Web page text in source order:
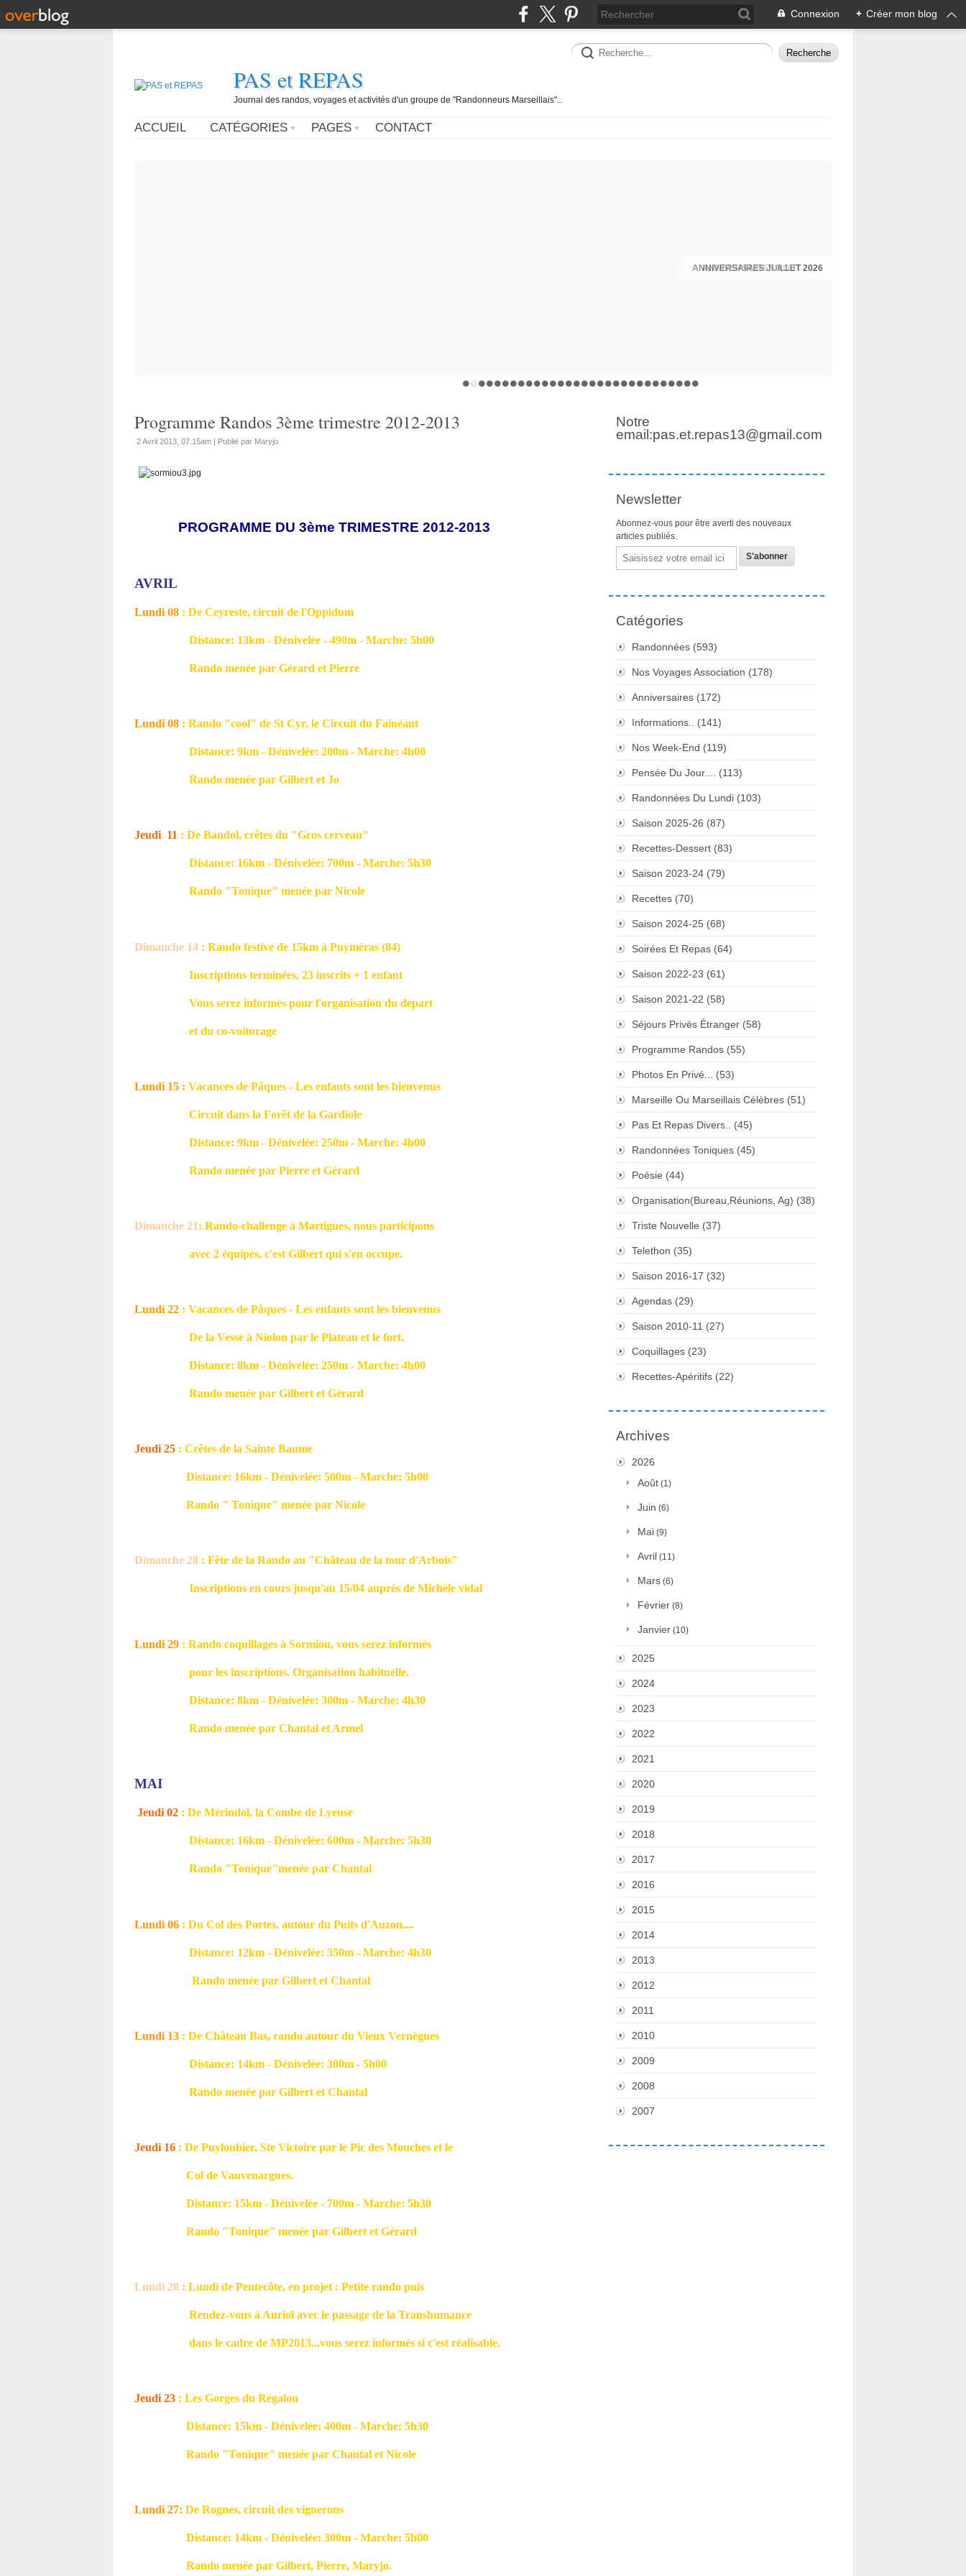
Connexion + Créer mon blog
PAS et REPAS
Journal des randos, voyages et activités d'un groupe de "Randonneurs Marseillais"..
ACCUEIL CATÉGORIES PAGES CONTACT
ANNIVERSAIRES JUILLET 2026
Programme Randos 3ème trimestre 2012-2013
2 Avril 2013, 07:15am | Publié par Maryjo
PROGRAMME DU 3ème TRIMESTRE 2012-2013
AVRIL
Lundi 08 : De Ceyreste, circuit de l'Oppidum
Distance: 13km - Dénivelée - 490m - Marche: 5h00
Rando menée par Gérard et Pierre
Lundi 08 : Rando "cool" de St Cyr, le Circuit du Fainéant
Distance: 9km - Dénivelée: 200m - Marche: 4h00
Rando menée par Gilbert et Jo
Jeudi 11 : De Bandol, crêtes du "Gros cerveau"
Distance: 16km - Dénivelée: 700m - Marche: 5h30
Rando "Tonique" menée par Nicole
Dimanche 14 : Rando festive de 15km à Puyméras (84)
Inscriptions terminées, 23 inscrits + 1 enfant
Vous serez informés pour l'organisation du départ
et du co-voiturage
Lundi 15 : Vacances de Pâques - Les enfants sont les bienvenus
Circuit dans la Forêt de la Gardiole
Distance: 9km - Dénivelée: 250m - Marche: 4h00
Rando menée par Pierre et Gérard
Dimanche 21: Rando-challenge à Martigues, nous participons
avec 2 équipes, c'est Gilbert qui s'en occupe.
Lundi 22 : Vacances de Pâques - Les enfants sont les bienvenus
De la Vesse à Niolon par le Plateau et le fort.
Distance: 8km - Dénivelée: 250m - Marche: 4h00
Rando menée par Gilbert et Gérard
Jeudi 25 : Crêtes de la Sainte Baume
Distance: 16km - Dénivelée: 500m - Marche: 5h00
Rando " Tonique" menée par Nicole
Dimanche 28 : Fête de la Rando au "Château de la tour d'Arbois"
Inscriptions en cours jusqu'au 15/04 auprès de Michèle vidal
Lundi 29 : Rando coquillages à Sormiou, vous serez informés
pour les inscriptions. Organisation habituelle.
Distance: 8km - Dénivelée: 300m - Marche: 4h30
Rando menée par Chantal et Armel
MAI
Jeudi 02 : De Mérindol, la Combe de Lyeuse
Distance: 16km - Dénivelée: 600m - Marche: 5h30
Rando "Tonique"menée par Chantal
Lundi 06 : Du Col des Portes, autour du Puits d'Auzon....
Distance: 12km - Dénivelée: 350m - Marche: 4h30
Rando menée par Gilbert et Chantal
Lundi 13 : De Château Bas, rando autour du Vieux Vernègues
Distance: 14km - Dénivelée: 300m - 5h00
Rando menée par Gilbert et Chantal
Jeudi 16 : De Puyloubier, Ste Victoire par le Pic des Mouches et le
Col de Vauvenargues.
Distance: 15km - Dénivelée - 700m - Marche: 5h30
Rando "Tonique" menée par Gilbert et Gérard
Lundi 20 : Lundi de Pentecôte, en projet : Petite rando puis
Rendez-vous à Auriol avec le passage de la Transhumance
dans le cadre de MP2013...vous serez informés si c'est réalisable.
Jeudi 23 : Les Gorges du Régalon
Distance: 15km - Dénivelée: 400m - Marche: 5h30
Rando "Tonique" menée par Chantal et Nicole
Lundi 27: De Rognes, circuit des vignerons
Distance: 14km - Dénivelée: 300m - Marche: 5h00
Rando menée par Gilbert, Pierre, Maryjo.
Notre
email:pas.et.repas13@gmail.com
Newsletter
Abonnez-vous pour être averti des nouveaux
articles publiés.
Email
Catégories
Randonnées (593)
Nos Voyages Association (178)
Anniversaires (172)
Informations.. (141)
Nos Week-End (119)
Pensée Du Jour.... (113)
Randonnées Du Lundi (103)
Saison 2025-26 (87)
Recettes-Dessert (83)
Saison 2023-24 (79)
Recettes (70)
Saison 2024-25 (68)
Soirées Et Repas (64)
Saison 2022-23 (61)
Saison 2021-22 (58)
Séjours Privés Étranger (58)
Programme Randos (55)
Photos En Privé... (53)
Marseille Ou Marseillais Célèbres (51)
Pas Et Repas Divers.. (45)
Randonnées Toniques (45)
Poésie (44)
Organisation(Bureau,Réunions, Ag) (38)
Triste Nouvelle (37)
Telethon (35)
Saison 2016-17 (32)
Agendas (29)
Saison 2010-11 (27)
Coquillages (23)
Recettes-Apéritifs (22)
Archives
2026
Août (1)
Juin (6)
Mai (9)
Avril (11)
Mars (6)
Février (8)
Janvier (10)
2025
2024
2023
2022
2021
2020
2019
2018
2017
2016
2015
2014
2013
2012
2011
2010
2009
2008
2007